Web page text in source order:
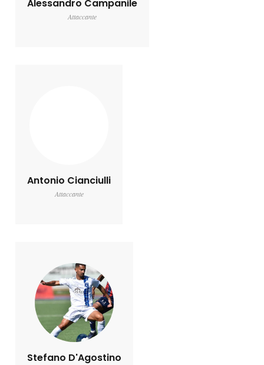
Alessandro Campanile
Attaccante
Antonio Cianciulli
Attaccante
Stefano D'Agostino